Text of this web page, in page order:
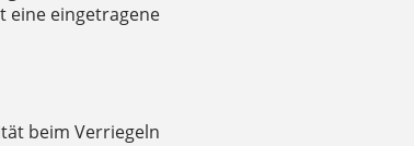
eine eingetragene
beim Verriegeln